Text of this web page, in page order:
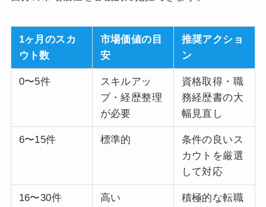
1ヶ月のスカ
ウト数
市場価値の目
安
推奨アクショ
ン
0〜5件
スキルアッ
プ・経歴整理
が必要
資格取得・職
務経歴書の大
幅見直し
6〜15件 標準的
条件の良いス
カウトを厳選
して対応
16〜30件 高い
積極的な転職